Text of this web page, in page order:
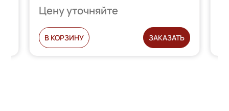
Цену уточняйте
В КОРЗИНУ ЗАКАЗАТЬ